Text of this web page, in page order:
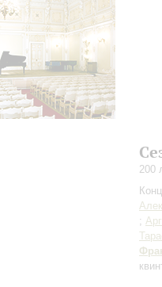
200
;